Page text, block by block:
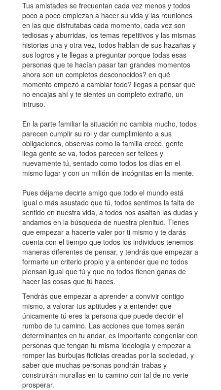
Tus amistades se frecuentan cada vez menos y todos
poco a poco empiezan a hacer su vida y las reuniones
en las que disfrutabas cada momento, cada vez son
tediosas y aburridas, los temas repetitivos y las mismas
historias una y otra vez, todos hablan de sus hazañas y
sus logros y te llegas a preguntar porque todas esas
personas que te hacían pasar tan grandes momentos
ahora son un completos desconocidos? en qué
momento empezó a cambiar todo? llegas a pensar que
no encajas ahí y te sientes un completo extraño, un
intruso.
En la parte familiar la situación no cambia mucho, todos
parecen cumplir su rol y dar cumplimiento a sus
obligaciones, observas como la familia crece, gente
llega gente se va, todos parecen ser felices y
nuevamente tú, sentado como todos los días en el
mismo lugar y con un millón de incógnitas en la mente.
Pues déjame decirte amigo que todo el mundo está
igual o más asustado que tú, todos sentimos la falta de
sentido en nuestra vida, a todos nos asaltan las dudas y
andamos en la búsqueda de nuestra plenitud. Tienes
que empezar a hacerte valer por ti mismo y te darás
cuenta con el tiempo que todos los individuos tenemos
maneras diferentes de pensar, y tendrás que empezar a
formarte un criterio propio y a entender que no todos
piensan igual que tú y que no todos tienen ganas de
hacer las cosas que tú haces.
Tendrás que empezar a aprender a convivir contigo
mismo, a valorar tus aptitudes y a entender que
únicamente tú eres la persona que puede decidir el
rumbo de tu camino. Las acciones que tomes serán
determinantes en tu andar, es importante congeniar con
personas que tengan tu misma ideología y empezar a
romper las burbujas ficticias creadas por la sociedad, y
saber que muchas personas pondrán trabas y
construirán murallas en tu camino con tal de no verte
prosperar.